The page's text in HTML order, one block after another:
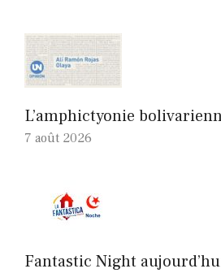
L’amphictyonie
7 août 2026
Fantastic Night